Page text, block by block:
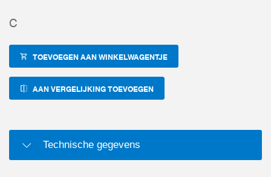
C
TOEVOEGEN AAN WINKELWAGENTJE
AAN VERGELIJKING TOEVOEGEN
Technische gegevens